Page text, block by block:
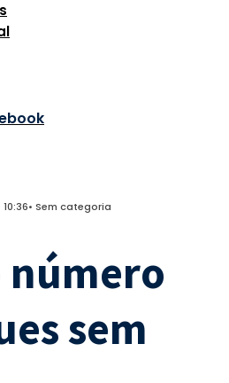
10:36• Sem categoria
número
sem